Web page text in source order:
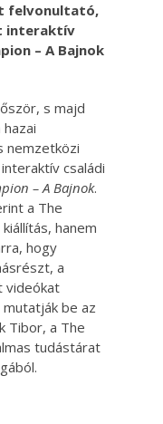
felvonultató,
interaktív
– A Bajnok
s majd
nemzetközi
családi
– A Bajnok.
a The
hanem
hogy
a
videókat
be az
Tibor, a The
tudástárat